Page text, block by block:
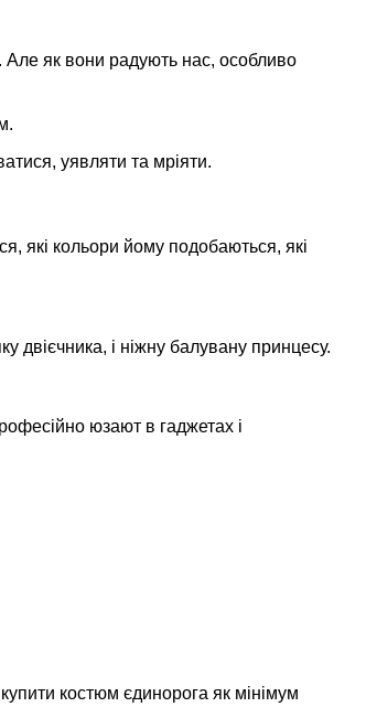
Але як вони радують нас, особливо
уявляти та мріяти.
які кольори йому подобаються, які
двієчника, і ніжну балувану принцесу.
юзают в гаджетах і
костюм єдинорога як мінімум